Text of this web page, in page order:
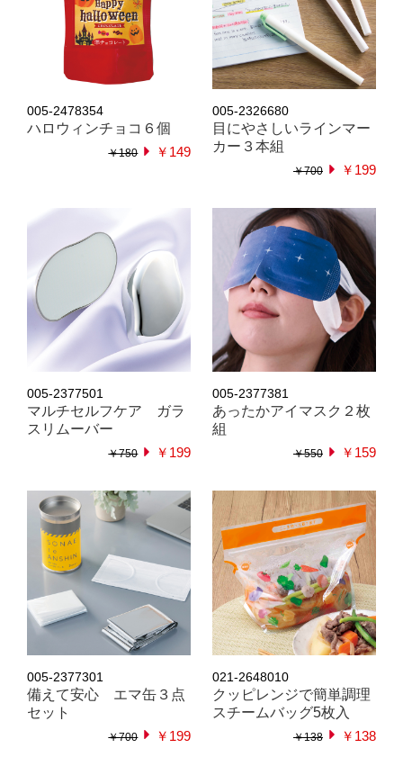
005-2478354
ハロウィンチョコ６個
￥180 ￥149
005-2326680
目にやさしいラインマー
カー３本組
￥700 ￥199
005-2377501
マルチセルフケア ガラ
スリムーバー
￥750 ￥199
005-2377381
あったかアイマスク２枚
組
￥550 ￥159
005-2377301
備えて安心 エマ缶３点
セット
￥700 ￥199
021-2648010
クッピレンジで簡単調理
スチームバッグ5枚入
￥138 ￥138